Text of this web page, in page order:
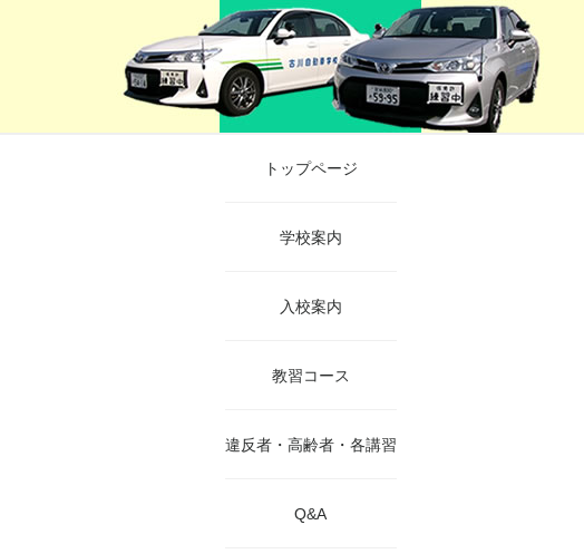
トップページ
学校案内
入校案内
教習コース
違反者・高齢者・各講習
Q&A